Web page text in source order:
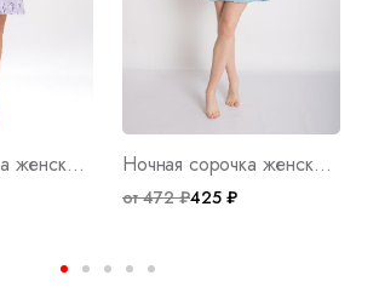
Ночная сорочка женская Неженка Арт. 1299 Ночная сорочка женская Вера Д Арт. 8130
от 472 ₽425 ₽